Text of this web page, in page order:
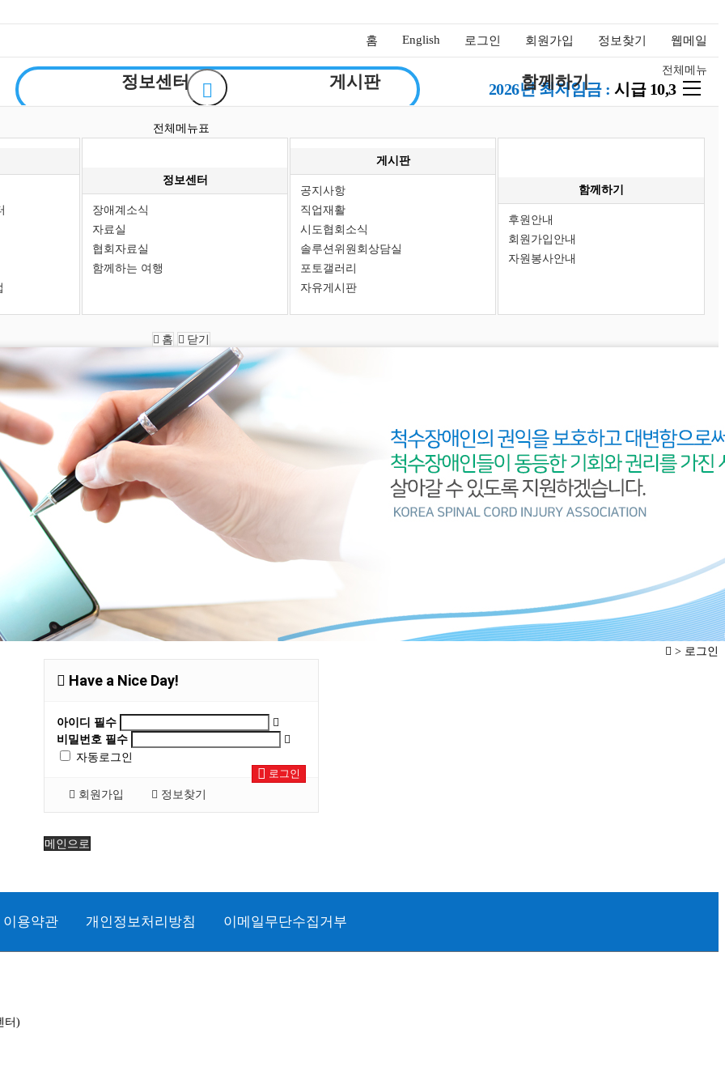
홈 English 로그인 회원가입 정보찾기 웹메일
2026년 최저임금 : 시급 10,320원
정보센터
장애계소식
함께하는 여행
게시판
시도협회소식
솔루션위원회상담실
포토갤러리
자유게시판
함께하기
전체메뉴
전체메뉴표
정보센터
장애계소식
자료실
협회자료실
함께하는 여행
게시판
공지사항
직업재활
시도협회소식
솔루션위원회상담실
포토갤러리
자유게시판
함께하기
후원안내
회원가입안내
자원봉사안내
홈 닫기
> 로그인
Have a Nice Day!
아이디 필수
비밀번호 필수
자동로그인
로그인
회원가입
정보찾기
메인으로
이용약관 개인정보처리방침 이메일무단수집거부
터)